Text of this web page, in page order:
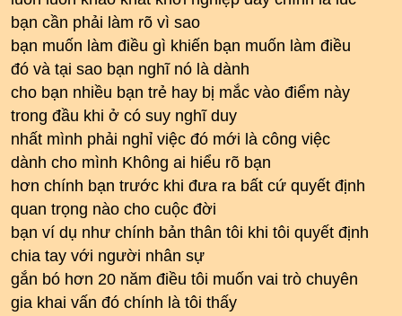
bạn cần phải làm rõ vì sao
bạn muốn làm điều gì khiến bạn muốn làm điều
đó và tại sao bạn nghĩ nó là dành
cho bạn nhiều bạn trẻ hay bị mắc vào điểm này
trong đầu khi ở có suy nghĩ duy
nhất mình phải nghỉ việc đó mới là công việc
dành cho mình Không ai hiểu rõ bạn
hơn chính bạn trước khi đưa ra bất cứ quyết định
quan trọng nào cho cuộc đời
bạn ví dụ như chính bản thân tôi khi tôi quyết định
chia tay với người nhân sự
gắn bó hơn 20 năm điều tôi muốn vai trò chuyên
gia khai vấn đó chính là tôi thấy